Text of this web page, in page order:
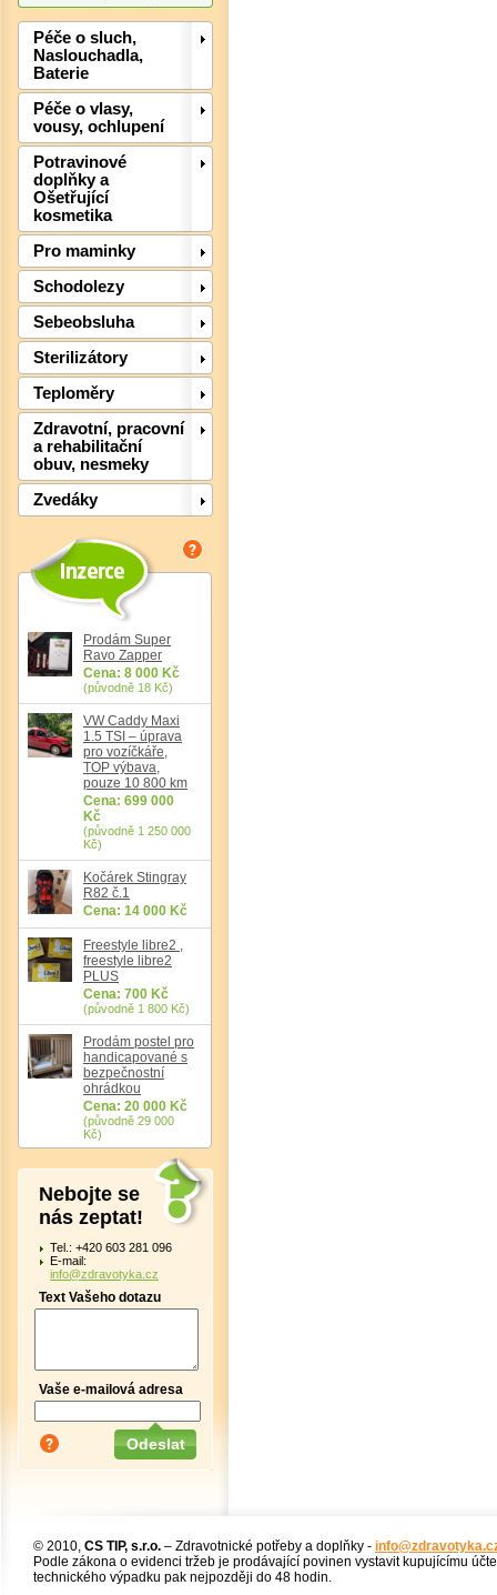
Péče o sluch,
Naslouchadla,
Baterie
Péče o vlasy,
vousy, ochlupení
Potravinové
doplňky a
Ošetřující
kosmetika
Pro maminky
Schodolezy
Sebeobsluha
Sterilizátory
Teploměry
Zdravotní, pracovní
a rehabilitační
obuv, nesmeky
Zvedáky
Prodám Super
Ravo Zapper
Cena: 8 000 Kč
(původně 18 Kč)
VW Caddy Maxi
1.5 TSI – úprava
pro vozíčkáře,
TOP výbava,
pouze 10 800 km
Cena: 699 000
Kč
(původně 1 250 000
Kč)
Kočárek Stingray
R82 č.1
Cena: 14 000 Kč
Freestyle libre2 ,
freestyle libre2
PLUS
Cena: 700 Kč
(původně 1 800 Kč)
Prodám postel pro
handicapované s
bezpečnostní
ohrádkou
Cena: 20 000 Kč
(původně 29 000
Kč)
Nebojte se
nás zeptat!
Tel.: +420 603 281 096
E-mail:
info@zdravotyka.cz
Text Vašeho dotazu
Vaše e-mailová adresa
© 2010, CS TIP, s.r.o. – Zdravotnické potřeby a doplňky -
Podle zákona o evidenci tržeb je prodávající povinen vystavit kupujícímu
technického výpadku pak nejpozději do 48 hodin.